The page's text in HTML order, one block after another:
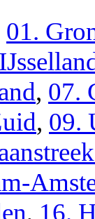
01.
, 07.
, 09.
, 16.